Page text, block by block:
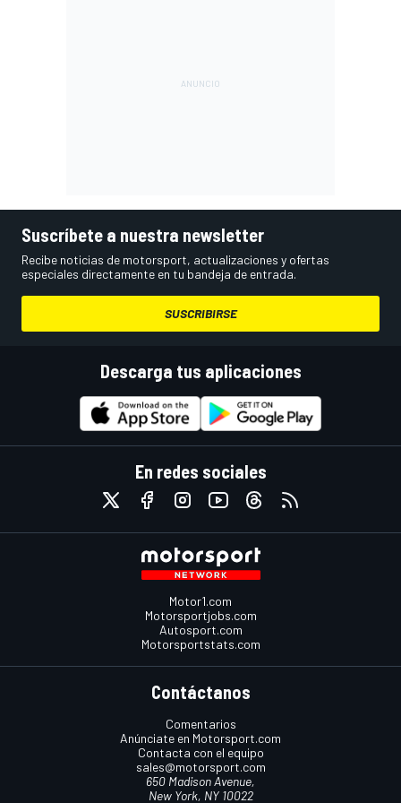
Suscríbete a nuestra newsletter
Recibe noticias de motorsport, actualizaciones y ofertas
especiales directamente en tu bandeja de entrada.
SUSCRIBIRSE
Descarga tus aplicaciones
En redes sociales
Motor1.com
Motorsportjobs.com
Autosport.com
Motorsportstats.com
Contáctanos
Comentarios
Anúnciate en Motorsport.com
Contacta con el equipo
sales@motorsport.com
650 Madison Avenue,
New York, NY 10022